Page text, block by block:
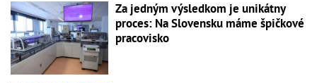
Za jedným výsledkom je unikátny
proces: Na Slovensku máme špičkové
pracovisko